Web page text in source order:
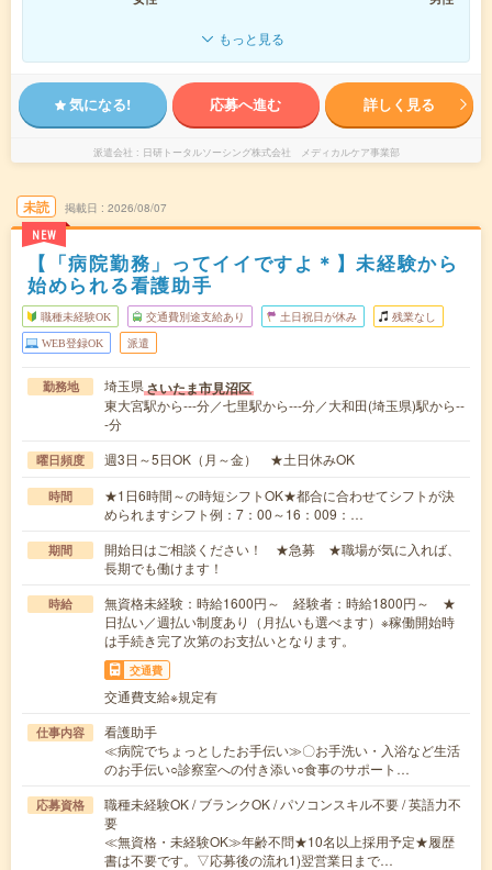
もっと見る
気になる! 応募へ進む 詳しく見る
派遣会社 日研トータルソーシング株式会社 メディカルケア事業部
未読
NEW
掲載日 2026/08/07
【「病院勤務」ってイイですよ＊】未経験から
始められる看護助手
職種未経験OK 交通費別途支給あり 土日祝日が休み 残業なし
WEB登録OK 派遣
勤務地 埼玉県さいたま市見沼区
東大宮駅から---分／七里駅から---分／大和田(埼玉県)駅から--
-分
曜日頻度 週3日～5日OK（月～金） ★土日休みOK
時間
★1日6時間～の時短シフトOK★都合に合わせてシフトが決
められますシフト例：7：00～16：009：…
期間
開始日はご相談ください！ ★急募 ★職場が気に入れば、
長期でも働けます！
時給
無資格未経験：時給1600円～ 経験者：時給1800円～ ★
日払い／週払い制度あり（月払いも選べます）※稼働開始時
は手続き完了次第のお支払いとなります。
交通費
交通費支給※規定有
仕事内容
看護助手
≪病院でちょっとしたお手伝い≫〇お手洗い・入浴など生活
のお手伝い○診察室への付き添い○食事のサポート…
応募資格
職種未経験OK / ブランクOK / パソコンスキル不要 / 英語力不
要
≪無資格・未経験OK≫年齢不問★10名以上採用予定★履歴
書は不要です。▽応募後の流れ1)翌営業日まで…